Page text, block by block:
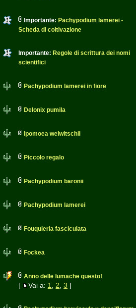
Importante: Pachypodium lamerei -
Scheda di coltivazione
Importante: Regole di scrittura dei nomi
scientifici
Pachypodium lamerei in fiore
Delonix pumila
Ipomoea welwitschii
Piccolo regalo
Pachypodium baronii
Pachypodium lamerei
Fouquieria fasciculata
Fockea
Anno delle lumache questo!
[ Vai a: 1 2 3 ]